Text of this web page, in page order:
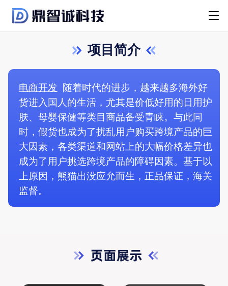
项目简介
电商开发随着时代的进步，越来越多海外好
货进入国人的生活，尤其是价低好用的日用护
肤、母婴保健等类目商品备受青睐。与此同
时，假货也成为了扰乱用户购买跨境产品的巨
大因素，各类渠道和网站上的大幅价格差异也
成为了用户挑选跨境产品的障碍因素。基于以
上原因，熊猫出没应允而生，正品保证，海关
监督。